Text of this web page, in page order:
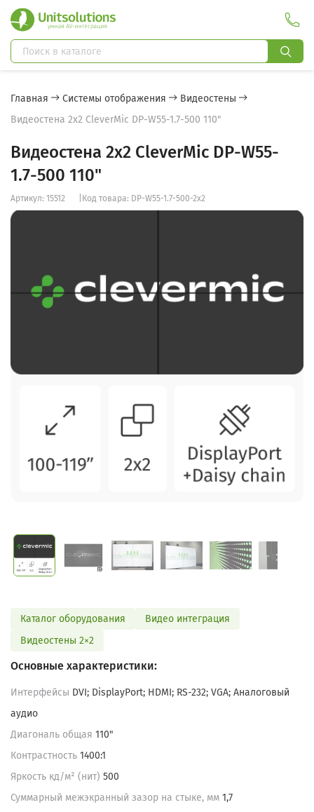
Главная Системы отображения
Видеостены
Видеостена 2x2 CleverMic DP-W55-1.7-500 110"
Видеостена 2x2 CleverMic DP-W55-
1.7-500 110"
Артикул: 15512 Код товара: DP-W55-1.7-500-2x2
Каталог оборудования
Видео интеграция
Видеостены 2×2
Основные характеристики:
Интерфейсы DVI; DisplayPort; HDMI; RS-232; VGA; Аналоговый
аудио
Диагональ общая 110"
Контрастность 1400:1
Яркость кд/м² (нит) 500
Суммарный межэкранный зазор на стыке, мм 1,7